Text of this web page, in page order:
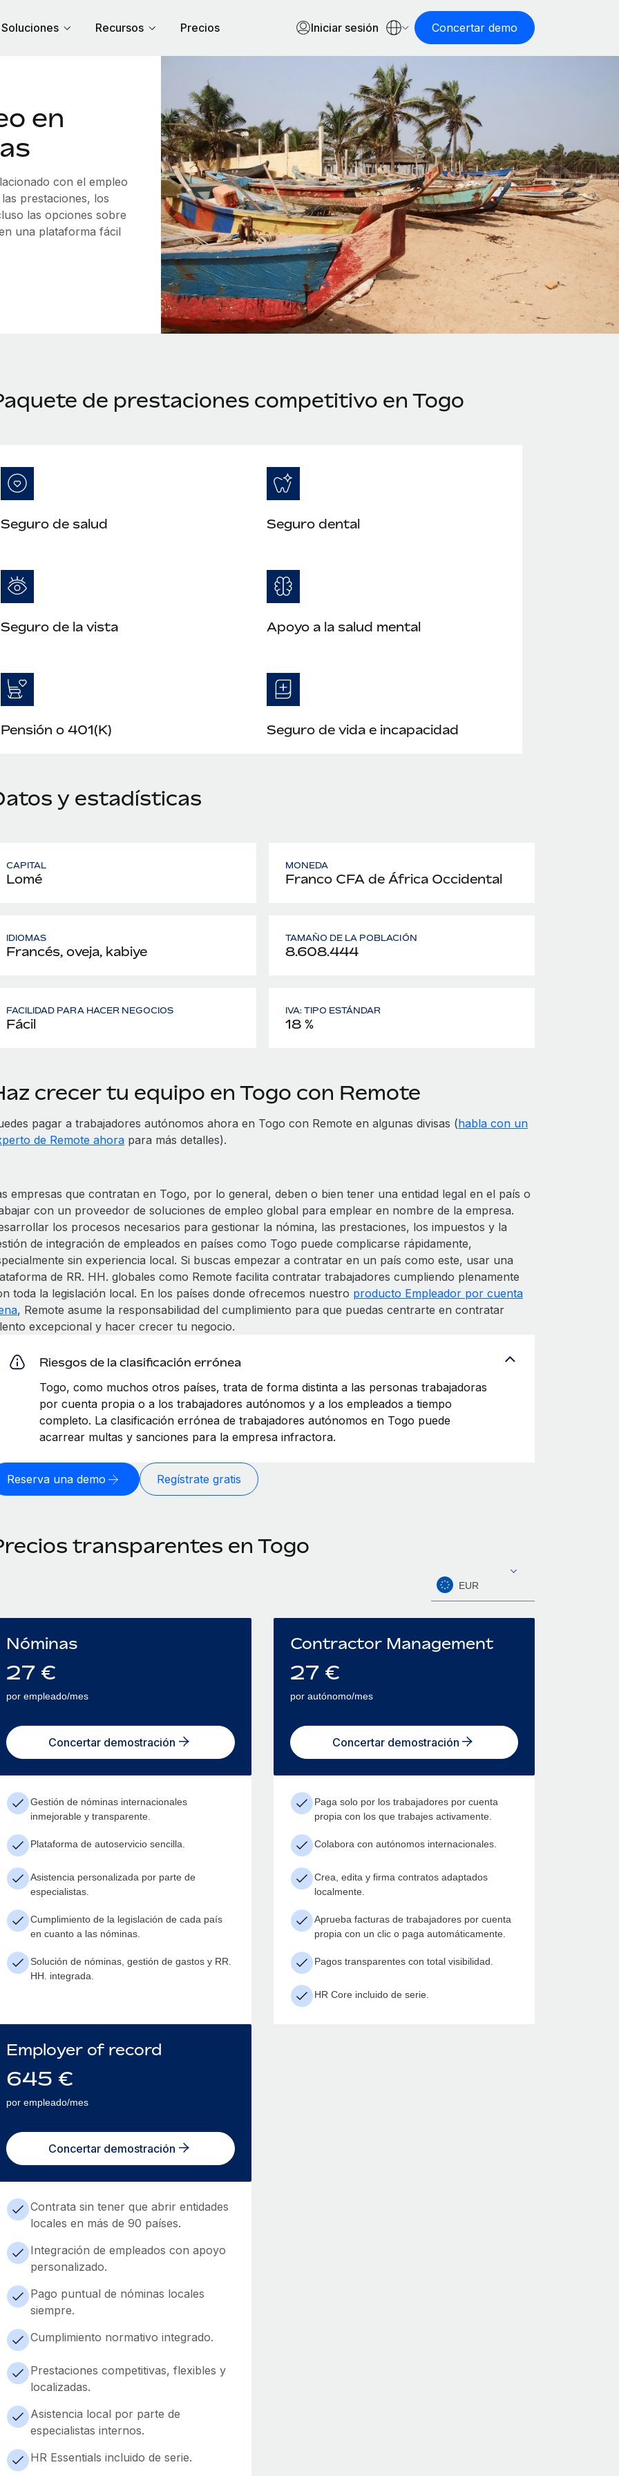
Soluciones Recursos Precios Iniciar sesión Concertar demo
en
con el empleo
prestaciones, los
las opciones sobre
una plataforma fácil
de prestaciones competitivo en Togo
Seguro de salud Seguro dental
Seguro de la vista Apoyo a la salud mental
Pensión o 401(K) Seguro de vida e incapacidad
y estadísticas
CAPITAL
Lomé
MONEDA
Franco CFA de África Occidental
IDIOMAS
Francés, oveja, kabiye
TAMAÑO DE LA POBLACIÓN
8.608.444
FACILIDAD PARA HACER NEGOCIOS
Fácil
IVA: TIPO ESTÁNDAR
18 %
crecer tu equipo en Togo con Remote
pagar a trabajadores autónomos ahora en Togo con Remote en algunas divisas (habla con un
de Remote ahorapara más detalles).
empresas que contratan en Togo, por lo general, deben o bien tener una entidad legal en el país o
con un proveedor de soluciones de empleo global para emplear en nombre de la empresa.
los procesos necesarios para gestionar la nómina, las prestaciones, los impuestos y la
de integración de empleados en países como Togo puede complicarse rápidamente,
sin experiencia local. Si buscas empezar a contratar en un país como este, usar una
de RR. HH. globales como Remote facilita contratar trabajadores cumpliendo plenamente
toda la legislación local. En los países donde ofrecemos nuestro producto Empleador por cuenta
, Remote asume la responsabilidad del cumplimiento para que puedas centrarte en contratar
excepcional y hacer crecer tu negocio.
Riesgos de la clasificación errónea
Togo, como muchos otros países, trata de forma distinta a las personas trabajadoras
por cuenta propia o a los trabajadores autónomos y a los empleados a tiempo
completo. La clasificación errónea de trabajadores autónomos en Togo puede
acarrear multas y sanciones para la empresa infractora.
Reserva una demo Regístrate gratis
transparentes en Togo
EUR
Nóminas
27 €
por empleado/mes
Concertar demostración
Gestión de nóminas internacionales
inmejorable y transparente.
Plataforma de autoservicio sencilla.
Asistencia personalizada por parte de
especialistas.
Cumplimiento de la legislación de cada país
en cuanto a las nóminas.
Solución de nóminas, gestión de gastos y RR.
HH. integrada.
Contractor Management
27 €
por autónomo/mes
Concertar demostración
Paga solo por los trabajadores por cuenta
propia con los que trabajes activamente.
Colabora con autónomos internacionales.
Crea, edita y firma contratos adaptados
localmente.
Aprueba facturas de trabajadores por cuenta
propia con un clic o paga automáticamente.
Pagos transparentes con total visibilidad.
HR Core incluido de serie.
Employer of record
645 €
por empleado/mes
Concertar demostración
Contrata sin tener que abrir entidades
locales en más de 90 países.
Integración de empleados con apoyo
personalizado.
Pago puntual de nóminas locales
siempre.
Cumplimiento normativo integrado.
Prestaciones competitivas, flexibles y
localizadas.
Asistencia local por parte de
especialistas internos.
HR Essentials incluido de serie.